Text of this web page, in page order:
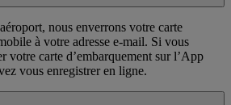
nous enverrons votre carte
à votre adresse e-mail. Si vous
votre carte d’embarquement sur l’App
vous enregistrer en ligne.